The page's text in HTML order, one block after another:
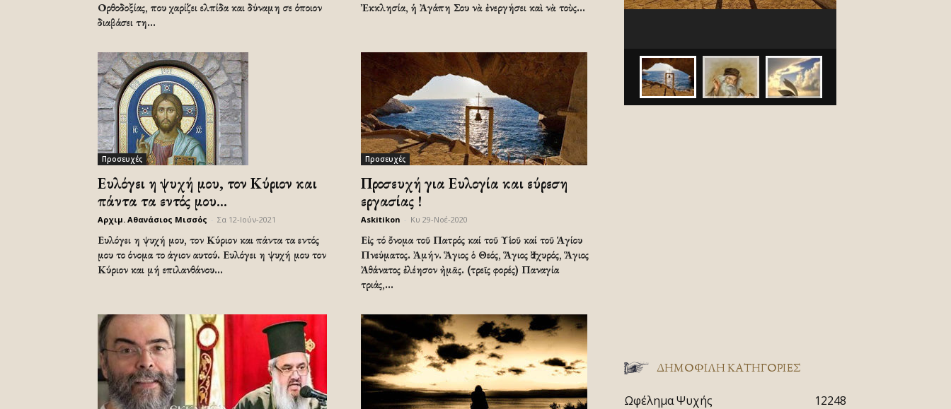
Ορθοδοξίας, που χαρίζει ελπίδα και δύναμη σε όποιον
διαβάσει τη...
Ἐκκλησία, ἡ Ἀγάπη Σου νὰ ἐνεργήσει καὶ νὰ τοὺς...
Προσευχές
Ευλόγει η ψυχή μου, τον Κύριον και
πάντα τα εντός μου...
Αρχιμ. Αθανάσιος Μισσός Σα 12-Ιούν-2021
Ευλόγει η ψυχή μου, τον Κύριον και πάντα τα εντός
μου το όνομα το άγιον αυτού. Ευλόγει η ψυχή μου τον
Κύριον και μή επιλανθάνου...
Προσευχές
Προσευχή για Ευλογία και εύρεση
εργασίας !
Askitikon Κυ 29-Νοέ-2020
Εἰς τό ὄνομα τοῦ Πατρός καί τοῦ Υἱοῦ καί τοῦ Ἁγίου
Πνεύματος. Ἀμήν. Ἅγιος ὁ Θεός, Ἅγιος Ἰσχυρός, Ἅγιος
Ἀθάνατος ἐλέησον ἠμᾶς. (τρεῖς φορές) Παναγία
τριάς,...
ΔΗΜΟΦΙΛΗ ΚΑΤΗΓΟΡΙΕΣ
Ωφέλημα Ψυχής
12248